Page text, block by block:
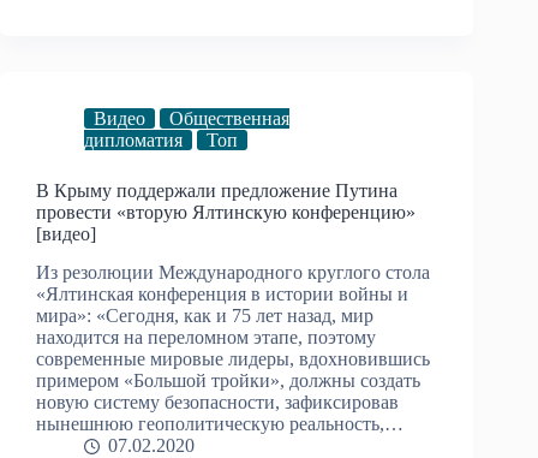
Видео
Общественная
дипломатия
Топ
В Крыму поддержали предложение Путина
провести «вторую Ялтинскую конференцию»
[видео]
Из резолюции Международного круглого стола
«Ялтинская конференция в истории войны и
мира»: «Сегодня, как и 75 лет назад, мир
находится на переломном этапе, поэтому
современные мировые лидеры, вдохновившись
примером «Большой тройки», должны создать
новую систему безопасности, зафиксировав
нынешнюю геополитическую реальность,…
07.02.2020